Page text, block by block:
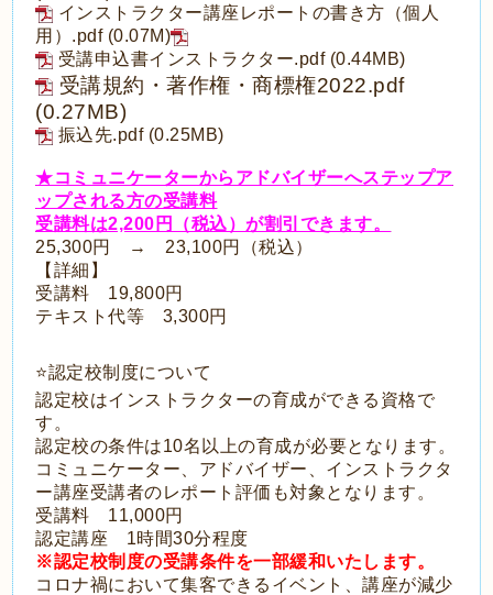
インストラクター講座レポートの書き方（個人
用）.pdf(0.07M)
受講申込書インストラクター.pdf(0.44MB)
受講規約・著作権・商標権2022.pdf
(0.27MB)
振込先.pdf(0.25MB)
★コミュニケーターからアドバイザーへステップア
ップされる方の受講料
受講料は2,200円（税込）が割引できます。
25,300円 → 23,100円（税込）
【詳細】
受講料 19,800円
テキスト代等 3,300円
⭐️認定校制度について
認定校はインストラクターの育成ができる資格で
す。
認定校の条件は10名以上の育成が必要となります。
コミュニケーター、アドバイザー、インストラクタ
ー講座受講者のレポート評価も対象となります。
受講料 11,000円
認定講座 1時間30分程度
※認定校制度の受講条件を一部緩和いたします。
コロナ禍において集客できるイベント、講座が減少